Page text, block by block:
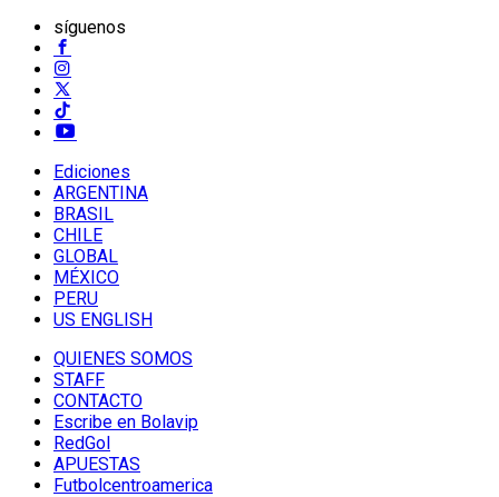
síguenos
Ediciones
ARGENTINA
BRASIL
CHILE
GLOBAL
MÉXICO
PERU
US ENGLISH
QUIENES SOMOS
STAFF
CONTACTO
Escribe en Bolavip
RedGol
APUESTAS
Futbolcentroamerica